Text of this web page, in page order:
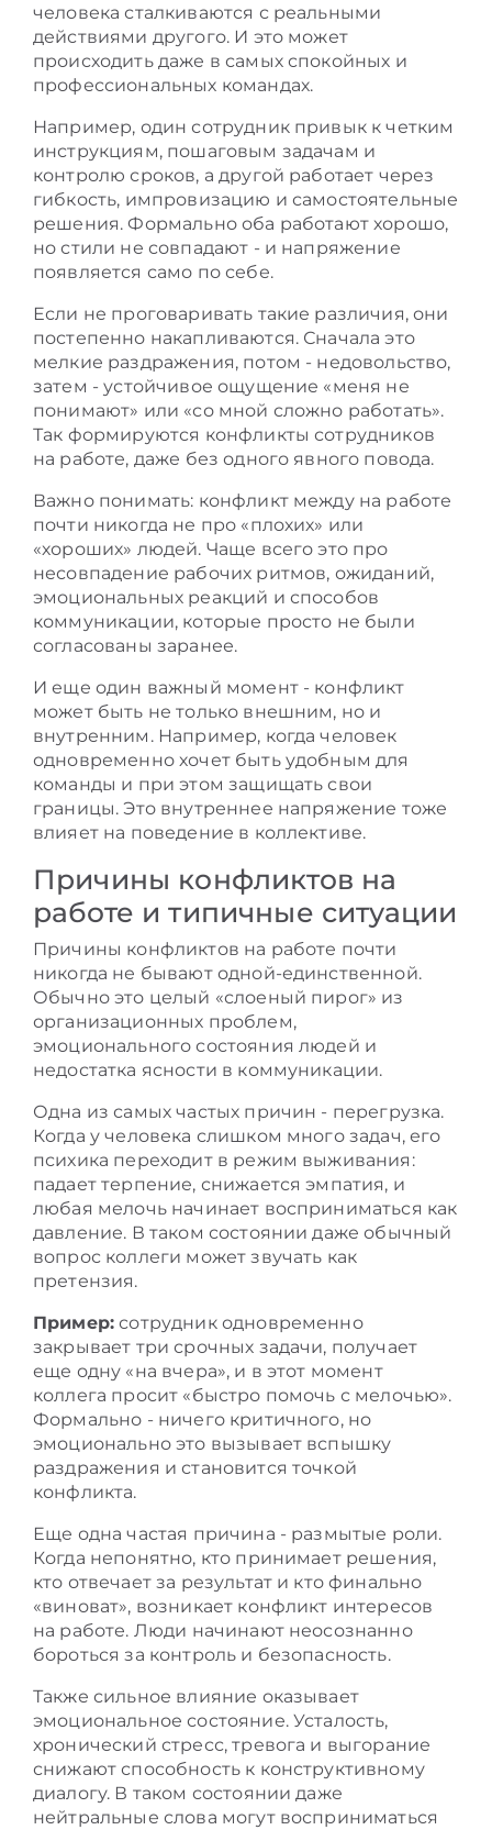
человека сталкиваются с реальными
действиями другого. И это может
происходить даже в самых спокойных и
профессиональных командах.
Например, один сотрудник привык к четким
инструкциям, пошаговым задачам и
контролю сроков, а другой работает через
гибкость, импровизацию и самостоятельные
решения. Формально оба работают хорошо,
но стили не совпадают - и напряжение
появляется само по себе.
Если не проговаривать такие различия, они
постепенно накапливаются. Сначала это
мелкие раздражения, потом - недовольство,
затем - устойчивое ощущение «меня не
понимают» или «со мной сложно работать».
Так формируются конфликты сотрудников
на работе, даже без одного явного повода.
Важно понимать: конфликт между на работе
почти никогда не про «плохих» или
«хороших» людей. Чаще всего это про
несовпадение рабочих ритмов, ожиданий,
эмоциональных реакций и способов
коммуникации, которые просто не были
согласованы заранее.
И еще один важный момент - конфликт
может быть не только внешним, но и
внутренним. Например, когда человек
одновременно хочет быть удобным для
команды и при этом защищать свои
границы. Это внутреннее напряжение тоже
влияет на поведение в коллективе.
Причины конфликтов на
работе и типичные ситуации
Причины конфликтов на работе почти
никогда не бывают одной-единственной.
Обычно это целый «слоеный пирог» из
организационных проблем,
эмоционального состояния людей и
недостатка ясности в коммуникации.
Одна из самых частых причин - перегрузка.
Когда у человека слишком много задач, его
психика переходит в режим выживания:
падает терпение, снижается эмпатия, и
любая мелочь начинает восприниматься как
давление. В таком состоянии даже обычный
вопрос коллеги может звучать как
претензия.
Пример: сотрудник одновременно
закрывает три срочных задачи, получает
еще одну «на вчера», и в этот момент
коллега просит «быстро помочь с мелочью».
Формально - ничего критичного, но
эмоционально это вызывает вспышку
раздражения и становится точкой
конфликта.
Еще одна частая причина - размытые роли.
Когда непонятно, кто принимает решения,
кто отвечает за результат и кто финально
«виноват», возникает конфликт интересов
на работе. Люди начинают неосознанно
бороться за контроль и безопасность.
Также сильное влияние оказывает
эмоциональное состояние. Усталость,
хронический стресс, тревога и выгорание
снижают способность к конструктивному
диалогу. В таком состоянии даже
нейтральные слова могут восприниматься